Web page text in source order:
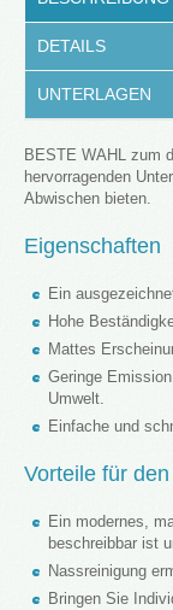
DETAILS
UNTERLAGEN
BESTE WAHL zum
hervorragenden
Abwischen bieten.
Eigenschaften
Ein
Hohe
Mattes
Geringe
Umwelt.
Einfache und
Vorteile für
Ein modernes,
beschreibbar ist
Nassreinigung
Bringen Sie